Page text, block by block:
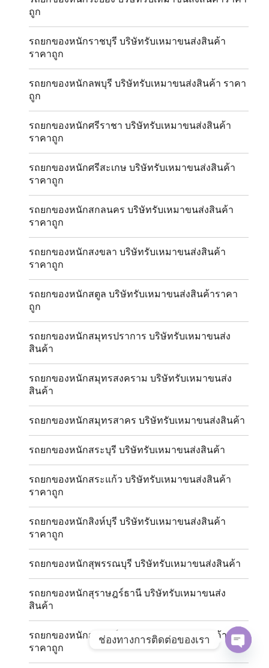
ถูก
รถยกของหนักราชบุรี บริษัทรับเหมาขนส่งสินค้า
ราคาถูก
รถยกของหนักลพบุรี บริษัทรับเหมาขนส่งสินค้า ราคา
ถูก
รถยกของหนักศรีราชา บริษัทรับเหมาขนส่งสินค้า
ราคาถูก
รถยกของหนักศรีสะเกษ บริษัทรับเหมาขนส่งสินค้า
ราคาถูก
รถยกของหนักสกลนคร บริษัทรับเหมาขนส่งสินค้า
ราคาถูก
รถยกของหนักสงขลา บริษัทรับเหมาขนส่งสินค้า
ราคาถูก
รถยกของหนักสตูล บริษัทรับเหมาขนส่งสินค้าราคา
ถูก
รถยกของหนักสมุทรปราการ บริษัทรับเหมาขนส่ง
สินค้า
รถยกของหนักสมุทรสงคราม บริษัทรับเหมาขนส่ง
สินค้า
รถยกของหนักสมุทรสาคร บริษัทรับเหมาขนส่งสินค้า
รถยกของหนักสระบุรี บริษัทรับเหมาขนส่งสินค้า
รถยกของหนักสระแก้ว บริษัทรับเหมาขนส่งสินค้า
ราคาถูก
รถยกของหนักสิงห์บุรี บริษัทรับเหมาขนส่งสินค้า
ราคาถูก
รถยกของหนักสุพรรณบุรี บริษัทรับเหมาขนส่งสินค้า
รถยกของหนักสุราษฎร์ธานี บริษัทรับเหมาขนส่ง
สินค้า
รถยกของหนักสุรินทร์ บริษัทรับเหมาขนส่งสินค้า
ราคาถูก
ช่องทางการติดต่อของเรา
OPEN